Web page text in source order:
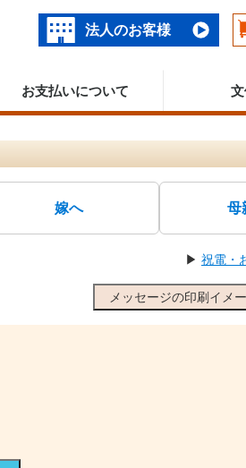
法人のお客様
お支払いについて
嫁へ 母
▶ 祝電・
メッセージの印刷イメ